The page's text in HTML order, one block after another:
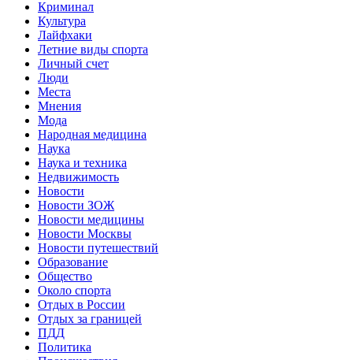
Криминал
Культура
Лайфхаки
Летние виды спорта
Личный счет
Люди
Места
Мнения
Мода
Народная медицина
Наука
Наука и техника
Недвижимость
Новости
Новости ЗОЖ
Новости медицины
Новости Москвы
Новости путешествий
Образование
Общество
Около спорта
Отдых в России
Отдых за границей
ПДД
Политика